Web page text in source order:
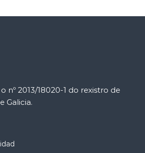
nº 2013/18020-1 do rexistro de
Galicia.